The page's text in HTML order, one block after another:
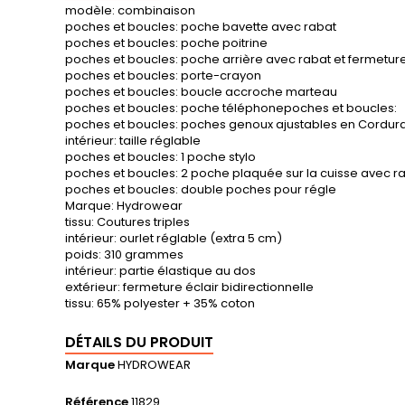
modèle: combinaison
poches et boucles: poche bavette avec rabat
poches et boucles: poche poitrine
poches et boucles: poche arrière avec rabat et
poches et boucles: porte-crayon
poches et boucles: boucle accroche marteau
poches et boucles: poche téléphonepoches et boucles:
poches et boucles: poches genoux ajustables en
intérieur: taille réglable
poches et boucles: 1 poche stylo
poches et boucles: 2 poche plaquée sur la cuisse avec
poches et boucles: double poches pour régle
Marque: Hydrowear
tissu: Coutures triples
intérieur: ourlet réglable (extra 5 cm)
poids: 310 grammes
intérieur: partie élastique au dos
extérieur: fermeture éclair bidirectionnelle
tissu: 65% polyester + 35% coton
DÉTAILS DU PRODUIT
MarqueHYDROWEAR